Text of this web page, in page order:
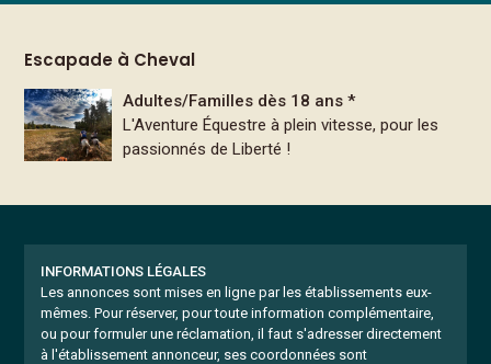
Escapade à Cheval
Adultes/Familles dès 18 ans *
L'Aventure Équestre à plein vitesse, pour les
passionnés de Liberté !
INFORMATIONS LÉGALES
Les annonces sont mises en ligne par les établissements eux-
mêmes. Pour réserver, pour toute information complémentaire,
ou pour formuler une réclamation, il faut s'adresser directement
à l'établissement annonceur, ses coordonnées sont